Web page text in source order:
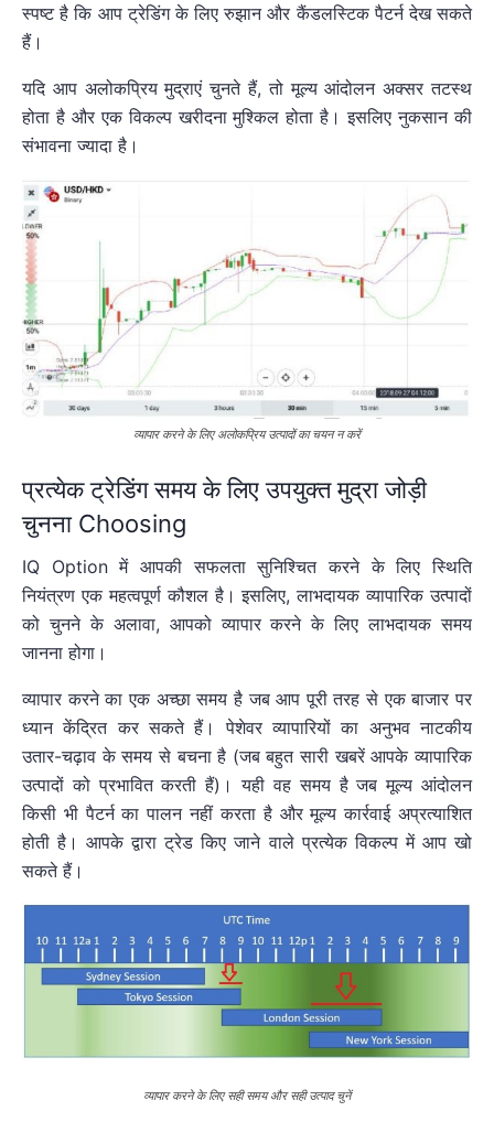
स्पष्ट है कि आप ट्रेडिंग के लिए रुझान और कैंडलस्टिक पैटर्न देख सकते
हैं।
यदि आप अलोकप्रिय मुद्राएं चुनते हैं, तो मूल्य आंदोलन अक्सर तटस्थ
होता है और एक विकल्प खरीदना मुश्किल होता है। इसलिए नुकसान की
संभावना ज्यादा है।
व्यापार करने के लिए अलोकप्रिय उत्पादों का चयन न करें
प्रत्येक ट्रेडिंग समय के लिए उपयुक्त मुद्रा जोड़ी
चुनना Choosing
IQ Option में आपकी सफलता सुनिश्चित करने के लिए स्थिति
नियंत्रण एक महत्वपूर्ण कौशल है। इसलिए, लाभदायक व्यापारिक उत्पादों
को चुनने के अलावा, आपको व्यापार करने के लिए लाभदायक समय
जानना होगा।
व्यापार करने का एक अच्छा समय है जब आप पूरी तरह से एक बाजार पर
ध्यान केंद्रित कर सकते हैं। पेशेवर व्यापारियों का अनुभव नाटकीय
उतार-चढ़ाव के समय से बचना है (जब बहुत सारी खबरें आपके व्यापारिक
उत्पादों को प्रभावित करती हैं)। यही वह समय है जब मूल्य आंदोलन
किसी भी पैटर्न का पालन नहीं करता है और मूल्य कार्रवाई अप्रत्याशित
होती है। आपके द्वारा ट्रेड किए जाने वाले प्रत्येक विकल्प में आप खो
सकते हैं।
व्यापार करने के लिए सही समय और सही उत्पाद चुनें